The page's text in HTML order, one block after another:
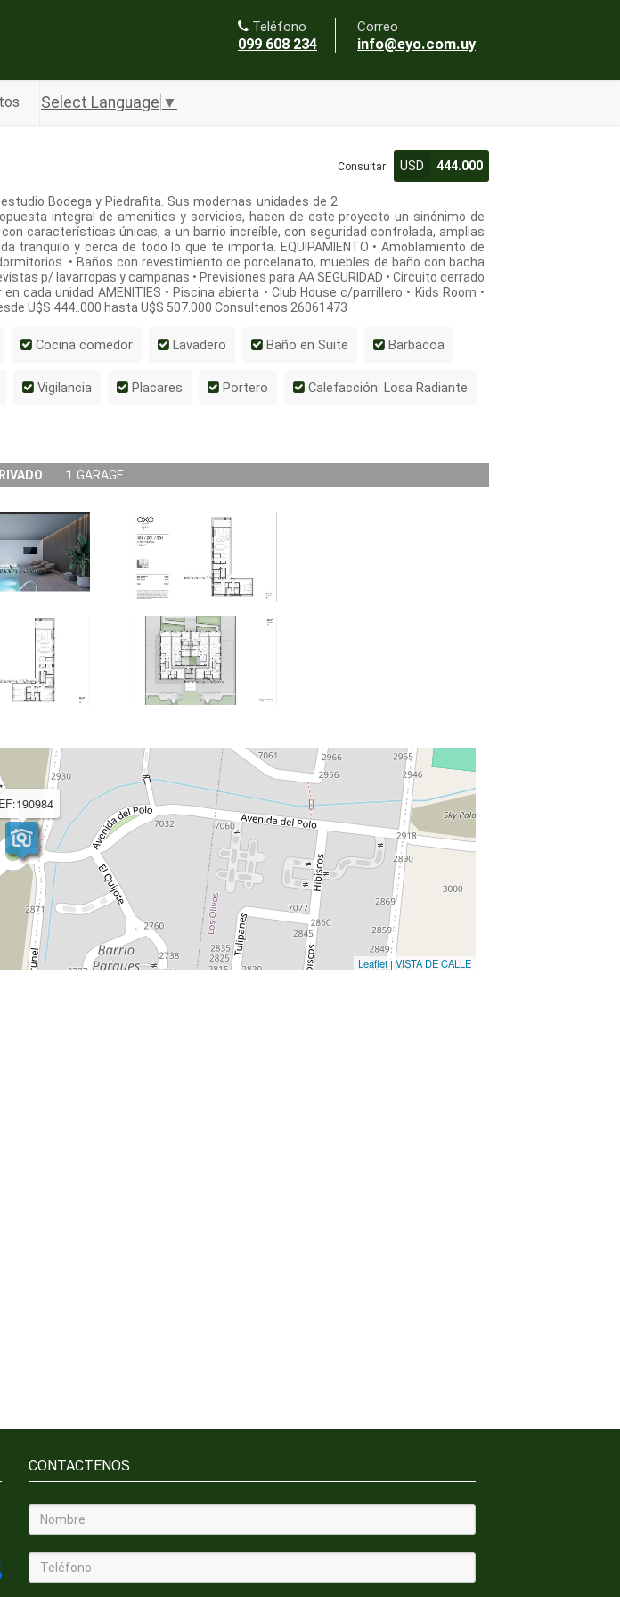
Teléfono
099 608 234
Correo
info@eyo.com.uy
Select Language ▼
Consultar USD 444.000
Bodega y Piedrafita. Sus modernas unidades de 2
integral de amenities y servicios, hacen de este proyecto un sinónimo de
características únicas, a un barrio increíble, con seguridad controlada, amplias
y cerca de todo lo que te importa. EQUIPAMIENTO • Amoblamiento de
• Baños con revestimiento de porcelanato, muebles de baño con bacha
p/ lavarropas y campanas • Previsiones para AA SEGURIDAD • Circuito cerrado
cada unidad AMENITIES • Piscina abierta • Club House c/parrillero • Kids Room •
U$S 444..000 hasta U$S 507.000 Consultenos 26061473
Cocina comedor Lavadero Baño en Suite Barbacoa
Vigilancia Placares Portero Calefacción: Losa Radiante
1 GARAGE
Leaflet|VISTA DE CALLE
CONTACTENOS